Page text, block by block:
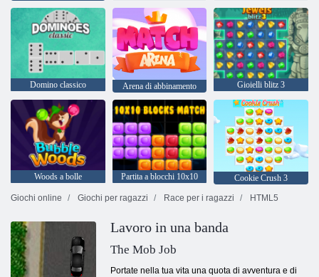
Domino classico Arena di abbinamento Gioielli blitz 3
Woods a bolle Partita a blocchi 10x10
Cookie Crush 3
Giochi online
Giochi per ragazzi Race per i ragazzi HTML5
Lavoro in una banda
The Mob Job
Portate nella tua vita una quota di avventura e di